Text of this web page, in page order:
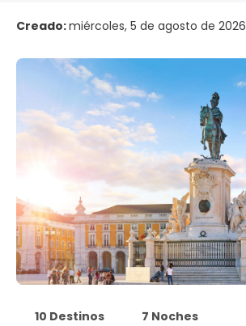
Creado:miércoles, 5 de agosto de 2026
10 Destinos
7 Noches